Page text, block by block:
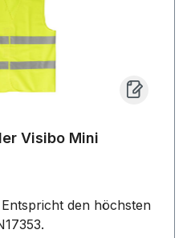
Visibo Mini
den höchsten